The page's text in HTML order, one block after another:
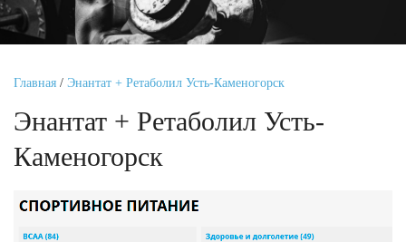
Главная / Энантат + Ретаболил Усть-Каменогорск
Энантат + Ретаболил Усть-
Каменогорск